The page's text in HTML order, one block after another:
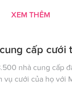
Dịch vụ cưới
Dịch vụ cưới
Dịch vụ cưới
Dịch vụ cưới
XEM THÊM
cấp cưới
nhà cung cấp
vụ cưới của họ với